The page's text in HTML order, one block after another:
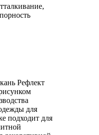
Рефлект
для
подходит для